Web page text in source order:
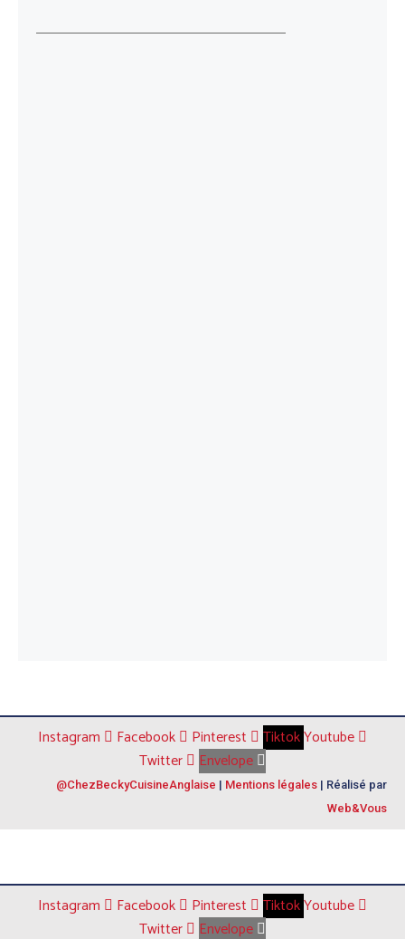
Instagram Facebook Pinterest TiktokYoutube
Twitter
Envelope
@ChezBeckyCuisineAnglaise | Mentions légales | Réalisé par
Web&Vous
Instagram Facebook Pinterest TiktokYoutube
Twitter
Envelope